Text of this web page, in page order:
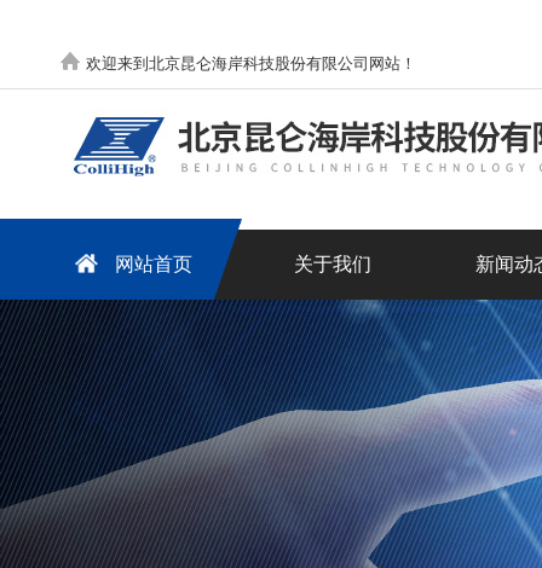
欢迎来到北京昆仑海岸科技股份有限公司网站！
网站首页 关于我们 新闻动